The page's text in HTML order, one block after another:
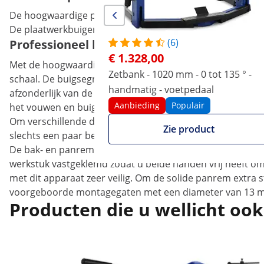
(6)
€ 1.328,00
Zetbank - 1020 mm - 0 tot 135 ° -
handmatig - voetpedaal
Aanbieding Populair
Zie product
De hoogwaardige plaatbuiger MSW-PBR-1270 van
De plaatwerkbuiger is niet alleen nuttig voor
Professioneel buigen - met de plaatbuiger
Met de hoogwaardige plaatwerkbuiger kunt u
schaal. De buigsegmenten in 12 verschillende breedtes
afzonderlijk van de bovenbalk worden verwijderd en
het vouwen en buigen.
Om verschillende diktes metaal te buigen, moet u de
slechts een paar bewegingen kunt aanpassen. De
De bak- en panrem met een maximale
werkstuk vastgeklemd zodat u beide handen vrij heeft
met dit apparaat zeer veilig. Om de solide panrem
voorgeboorde montagegaten met een diameter van 13
Producten die u wellicht